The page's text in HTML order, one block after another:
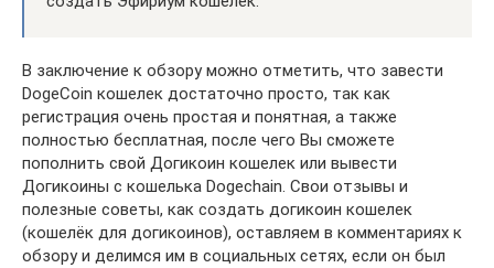
В заключение к обзору можно отметить, что завести
DogeCoin кошелек достаточно просто, так как
регистрация очень простая и понятная, а также
полностью бесплатная, после чего Вы сможете
пополнить свой Догикоин кошелек или вывести
Догикоины с кошелька Dogechain. Свои отзывы и
полезные советы, как создать догикоин кошелек
(кошелёк для догикоинов), оставляем в комментариях к
обзору и делимся им в социальных сетях, если он был